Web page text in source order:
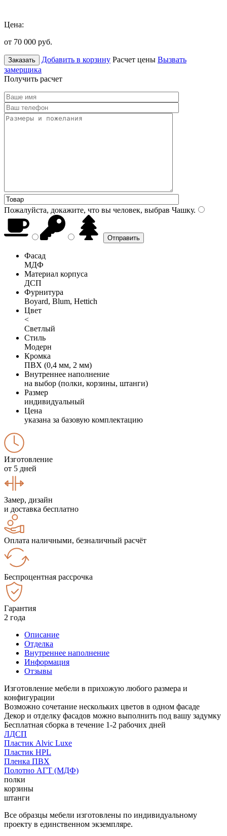
Цена:
от 70 000 руб.
Заказать Добавить в корзину Расчет цены Вызвать
замерщика
Получить расчет
Пожалуйста, докажите, что вы человек, выбрав Чашку.
Фасад
МДФ
Материал корпуса
ДСП
Фурнитура
Boyard, Blum, Hettich
Цвет
<
Светлый
Стиль
Модерн
Кромка
ПВХ (0,4 мм, 2 мм)
Внутреннее наполнение
на выбор (полки, корзины, штанги)
Размер
индивидуальный
Цена
указана за базовую комплектацию
Изготовление
от 5 дней
Замер, дизайн
и доставка бесплатно
Оплата наличными, безналичный расчёт
Беспроцентная рассрочка
Гарантия
2 года
Описание
Отделка
Внутреннее наполнение
Информация
Отзывы
Изготовление мебели в прихожую любого размера и
конфигурации
Возможно сочетание нескольких цветов в одном фасаде
Декор и отделку фасадов можно выполнить под вашу задумку
Бесплатная сборка в течение 1-2 рабочих дней
ЛДСП
Пластик Alvic Luxe
Пластик HPL
Пленка ПВХ
Полотно АГТ (МДФ)
полки
корзины
штанги
Все образцы мебели изготовлены по индивидуальному
проекту в единственном экземпляре.